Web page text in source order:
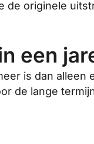
de originele
een
is dan alleen
de lange